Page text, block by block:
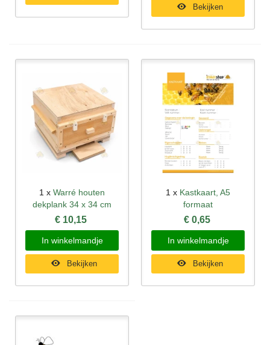
Bekijken
1 x Warré houten
dekplank 34 x 34 cm
€ 10,15
In winkelmandje
Bekijken
1 x Kastkaart, A5
formaat
€ 0,65
In winkelmandje
Bekijken